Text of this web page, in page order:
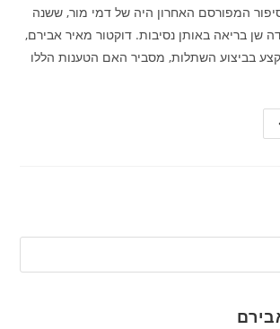
המפורסם האחרון היה של דמי מור, ששנה
בריאה באותן נסיבות. דוקטור מאיר אבירם,
בביצוע השתלות, מסביר האם הטענות הללו